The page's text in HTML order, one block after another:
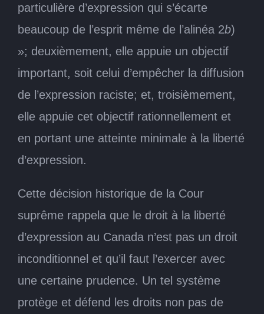
particulière d’expression qui s’écarte
beaucoup de l’esprit même de l’alinéa 2b)
»; deuxièmement, elle appuie un objectif
important, soit celui d’empêcher la diffusion
de l’expression raciste; et, troisièmement,
elle appuie cet objectif rationnellement et
en portant une atteinte minimale à la liberté
d’expression.
Cette décision historique de la Cour
suprême rappela que le droit à la liberté
d’expression au Canada n’est pas un droit
inconditionnel et qu’il faut l’exercer avec
une certaine prudence. Un tel système
protège et défend les droits non pas de